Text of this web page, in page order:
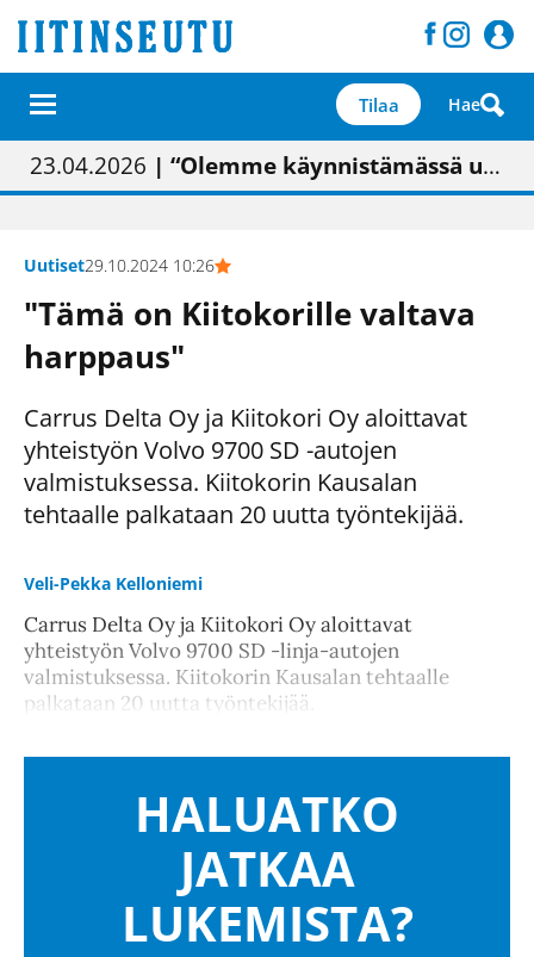
Tilaa Hae
01.02.2026 | Painon vaihtumisen pitäisi näkyä hieman parempana painojäljen laatuna lehdessä
05.02.2026 | Uudistettu kunnantalo on valoisa
23.04.2026 | “Olemme käynnistämässä uudelleen keskustavisiotyön”
09.05.2026| "Maalla on totuttu elämään omavaraisemmin kuin kaupungissa"
Uutiset29.10.2024 10:26
"Tämä on Kiitokorille valtava
harppaus"
Carrus Delta Oy ja Kiitokori Oy aloittavat
yhteistyön Volvo 9700 SD -autojen
valmistuksessa. Kiitokorin Kausalan
tehtaalle palkataan 20 uutta työntekijää.
Veli-Pekka Kelloniemi
Carrus Delta Oy ja Kiitokori Oy aloittavat
yhteistyön Volvo 9700 SD -linja-autojen
valmistuksessa. Kiitokorin Kausalan tehtaalle
palkataan 20 uutta työntekijää.
HALUATKO
JATKAA
LUKEMISTA?